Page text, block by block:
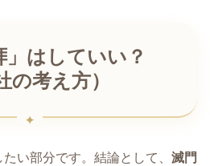
」はしていい？
の考え方）
い部分です。結論として、 滅門